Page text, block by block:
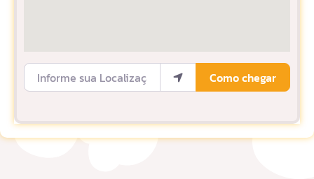
Informe sua Localização
Como chegar